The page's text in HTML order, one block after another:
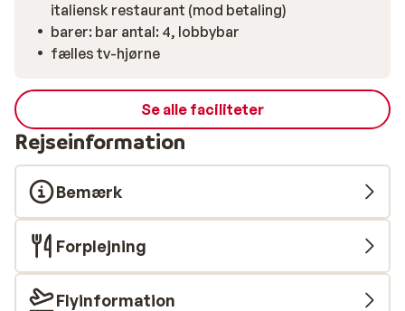
italiensk restaurant (mod betaling)
barer: bar antal: 4, lobbybar
fælles tv-hjørne
Se alle faciliteter
Rejseinformation
Bemærk
Forplejning
Flyinformation